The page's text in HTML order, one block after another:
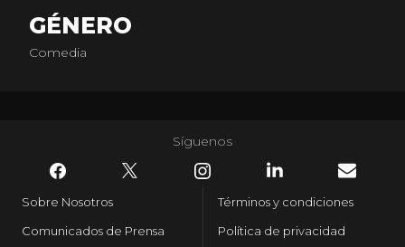
GÉNERO
Comedia
Síguenos
Sobre Nosotros
Comunicados de Prensa
Términos y condiciones
Política de privacidad